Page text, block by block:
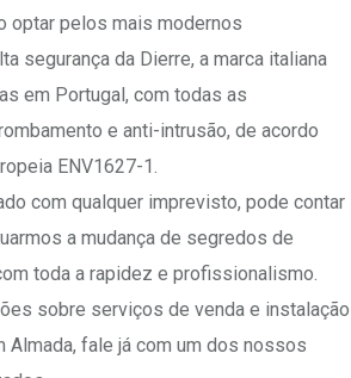
optar pelos mais modernos
segurança da Dierre, a marca italiana
em Portugal, com todas as
e anti-intrusão, de acordo
ENV1627-1.
com qualquer imprevisto, pode contar
a mudança de segredos de
toda a rapidez e profissionalismo.
sobre serviços de venda e instalação
Almada, fale já com um dos nossos